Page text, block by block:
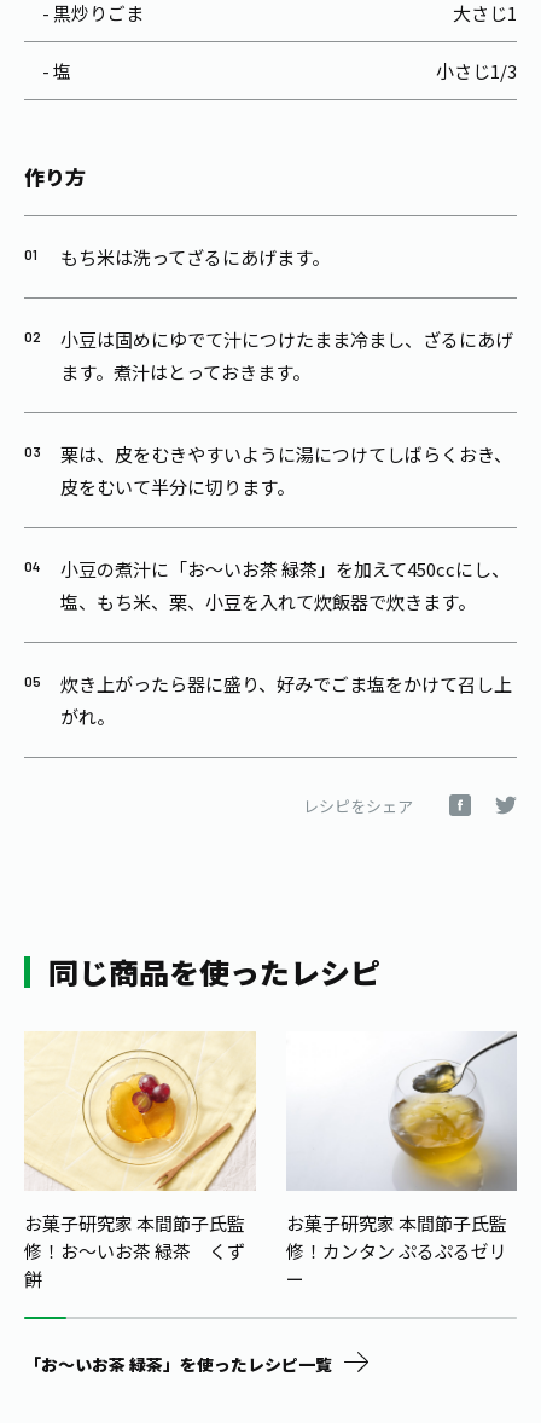
- 黒炒りごま 大さじ1
- 塩 小さじ1/3
作り方
もち米は洗ってざるにあげます。
小豆は固めにゆでて汁につけたまま冷まし、ざるにあげ
ます。煮汁はとっておきます。
栗は、皮をむきやすいように湯につけてしばらくおき、
皮をむいて半分に切ります。
小豆の煮汁に「お～いお茶 緑茶」を加えて450ccにし、
塩、もち米、栗、小豆を入れて炊飯器で炊きます。
炊き上がったら器に盛り、好みでごま塩をかけて召し上
がれ。
レシピをシェア
同じ商品を使ったレシピ
お菓子研究家 本間節子氏監
修！ お〜いお茶 緑茶 くず
餅
お菓子研究家 本間節子氏監
修！カンタン ぷるぷるゼリ
ー
「お～いお茶 緑茶」を使ったレシピ一覧